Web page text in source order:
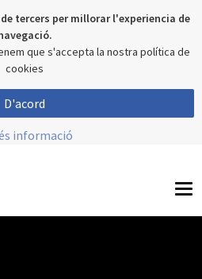
tercers per millorar l'experiencia de
que s'accepta la nostra política de
cookies
D'acord
informació